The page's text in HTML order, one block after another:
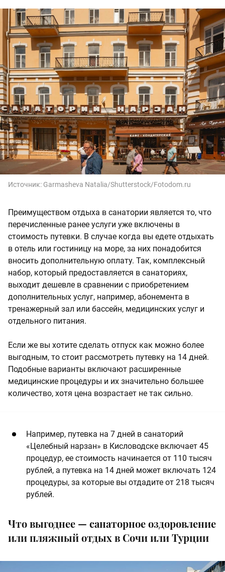
Источник: Garmasheva Natalia/Shutterstock/Fotodom.ru
Преимуществом отдыха в санатории является то, что
перечисленные ранее услуги уже включены в
стоимость путевки. В случае когда вы едете отдыхать
в отель или гостиницу на море, за них понадобится
вносить дополнительную оплату. Так, комплексный
набор, который предоставляется в санаториях,
выходит дешевле в сравнении с приобретением
дополнительных услуг, например, абонемента в
тренажерный зал или бассейн, медицинских услуг и
отдельного питания.
Если же вы хотите сделать отпуск как можно более
выгодным, то стоит рассмотреть путевку на 14 дней.
Подобные варианты включают расширенные
медицинские процедуры и их значительно большее
количество, хотя цена возрастает не так сильно.
Например, путевка на 7 дней в санаторий
«Целебный нарзан» в Кисловодске включает 45
процедур, ее стоимость начинается от 110 тысяч
рублей, а путевка на 14 дней может включать 124
процедуры, за которые вы отдадите от 218 тысяч
рублей.
Что выгоднее — санаторное оздоровление
или пляжный отдых в Сочи или Турции